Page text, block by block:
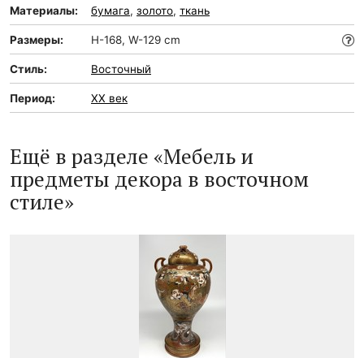
Материалы: бумага, золото, ткань
Размеры: H-168, W-129 cm
Стиль: Восточный
Период: XX век
Ещё в разделе «Мебель и
предметы декора в восточном
стиле»